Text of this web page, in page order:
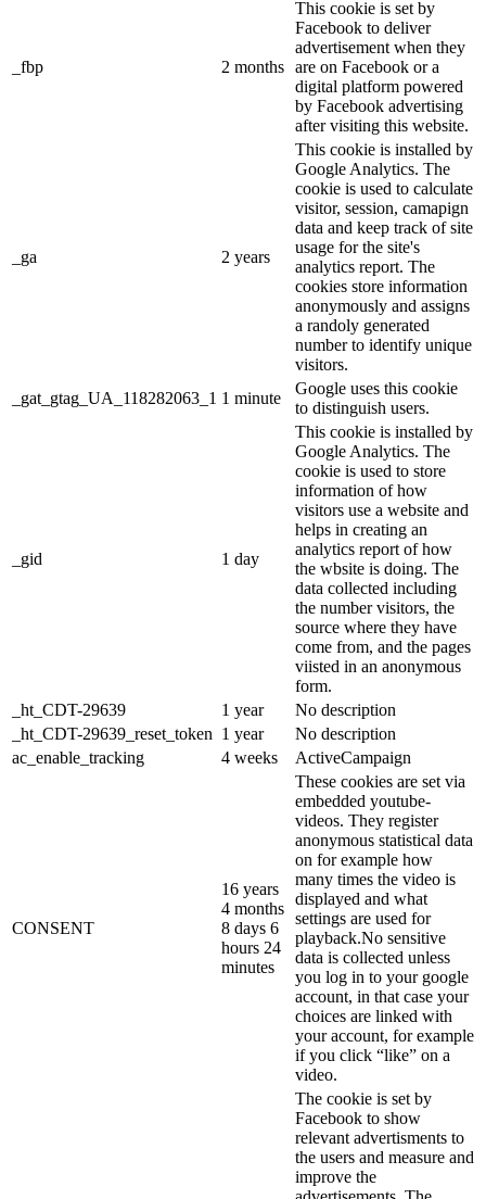
_fbp 2 months
This cookie is set by
Facebook to deliver
advertisement when they
are on Facebook or a
digital platform powered
by Facebook advertising
after visiting this website.
_ga 2 years
This cookie is installed by
Google Analytics. The
cookie is used to calculate
visitor, session, camapign
data and keep track of site
usage for the site's
analytics report. The
cookies store information
anonymously and assigns
a randoly generated
number to identify unique
visitors.
_gat_gtag_UA_118282063_1 1 minute
Google uses this cookie
to distinguish users.
_gid 1 day
This cookie is installed by
Google Analytics. The
cookie is used to store
information of how
visitors use a website and
helps in creating an
analytics report of how
the wbsite is doing. The
data collected including
the number visitors, the
source where they have
come from, and the pages
viisted in an anonymous
form.
_ht_CDT-29639
1 year
No description
_ht_CDT-29639_reset_token 1 year
No description
ac_enable_tracking
4 weeks ActiveCampaign
CONSENT
16 years
4 months
8 days 6
hours 24
minutes
These cookies are set via
embedded youtube-
videos. They register
anonymous statistical data
on for example how
many times the video is
displayed and what
settings are used for
playback.No sensitive
data is collected unless
you log in to your google
account, in that case your
choices are linked with
your account, for example
if you click “like” on a
video.
The cookie is set by
Facebook to show
relevant advertisments to
the users and measure and
improve the